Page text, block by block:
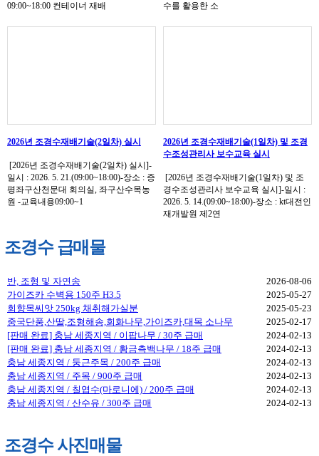
09:00~18:00 컨테이너 재배
수를 활용한 소
2026년 조경수재배기술(2일차) 실시
[2026년 조경수재배기술(2일차) 실시]-
일시 : 2026. 5. 21.(09:00~18:00)-장소 : 증
평좌구산천문대 회의실, 좌구산수목농
원 -교육내용09:00~1
2026년 조경수재배기술(1일차) 및 조경
수조성관리사 보수교육 실시
[2026년 조경수재배기술(1일차) 및 조
경수조성관리사 보수교육 실시]-일시 :
2026. 5. 14.(09:00~18:00)-장소 : kt대전인
재개발원 제2연
조경수 급매물
반, 조형 및 자연송
2026-08-06
가이즈카 수벽용 150주 H3.5
2025-05-27
회향목씨앗 250kg 채취해가실분
2025-05-23
중국단풍,산딸,조형해송,회화나무,가이즈카,대목 소나무
2025-02-17
[판매 완료] 충남 세종지역 / 이팝나무 / 30주 급매
2024-02-13
[판매 완료] 충남 세종지역 / 황금측백나무 / 18주 급매
2024-02-13
충남 세종지역 / 둥근주목 / 200주 급매
2024-02-13
충남 세종지역 / 주목 / 900주 급매
2024-02-13
충남 세종지역 / 칠엽수(마로니에) / 200주 급매
2024-02-13
충남 세종지역 / 산수유 / 300주 급매
2024-02-13
조경수 사진매물